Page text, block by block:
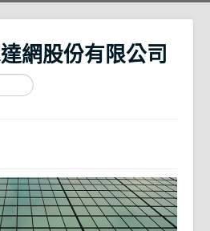
達網股份有限公司